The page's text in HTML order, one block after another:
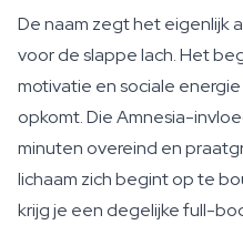
De naam zegt het eigenlijk
voor de slappe lach. Het
motivatie en sociale
opkomt. Die Amnesia-
minuten overeind en
lichaam zich begint op te
krijg je een degelijke full-